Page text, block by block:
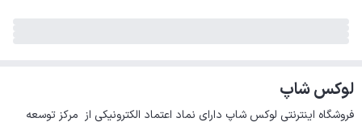
لوکس شاپ